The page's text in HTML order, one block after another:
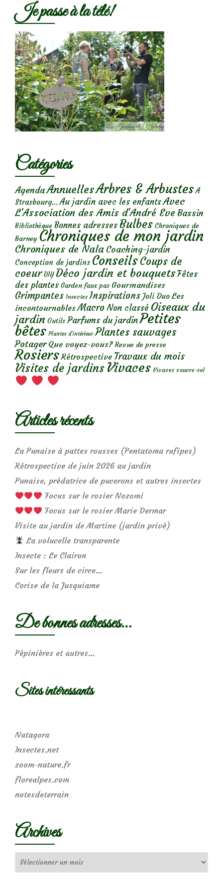
Je passe à la télé!
Catégories
AgendaAnnuellesArbres & Arbustes A
Strasbourg... Au jardin avec les enfantsAvec
L'Association des Amis d'André Eve Bassin
Bibliothèque Bonnes adresses Bulbes Chroniques de
Barney Chroniques de mon jardin
Chroniques de Nala Coaching-jardin
Conception de jardins ConseilsCoups de
coeur DIY Déco jardin et bouquetsFêtes
des plantes Garden faux pas Gourmandises
Grimpantes Insectes Inspirations Joli Duo Les
incontournables Macro Non classé Oiseaux du
jardin Outils Parfums du jardinPetites
bêtes Plantes d’intérieur Plantes sauvages
Potager Que voyez-vous? Revue de presse
Rosiers Rétrospective Travaux du mois
Visites de jardins Vivaces Vivaces couvre-sol
Articles récents
La Punaise à pattes rousses (Pentatoma rufipes)
Rétrospective de juin 2026 au jardin
Punaise, prédatrice de pucerons et autres insectes
Focus sur le rosier Nozomi
Focus sur le rosier Marie Dermar
Visite au jardin de Martine (jardin privé)
La volucelle transparente
Insecte : Le Clairon
Sur les fleurs de circe…
Corise de la Jusquiame
De bonnes adresses…
Pépinières et autres…
Sites intéressants
Natagora
Insectes.net
zoom-nature.fr
florealpes.com
notesdeterrain
Archives